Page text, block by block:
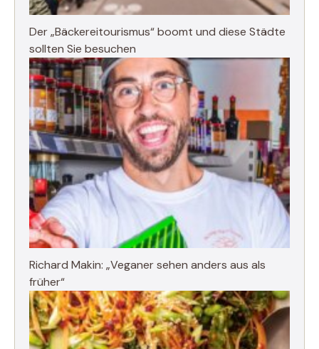
Der „Bäckereitourismus“ boomt und diese Städte
sollten Sie besuchen
Richard Makin: „Veganer sehen anders aus als
früher“